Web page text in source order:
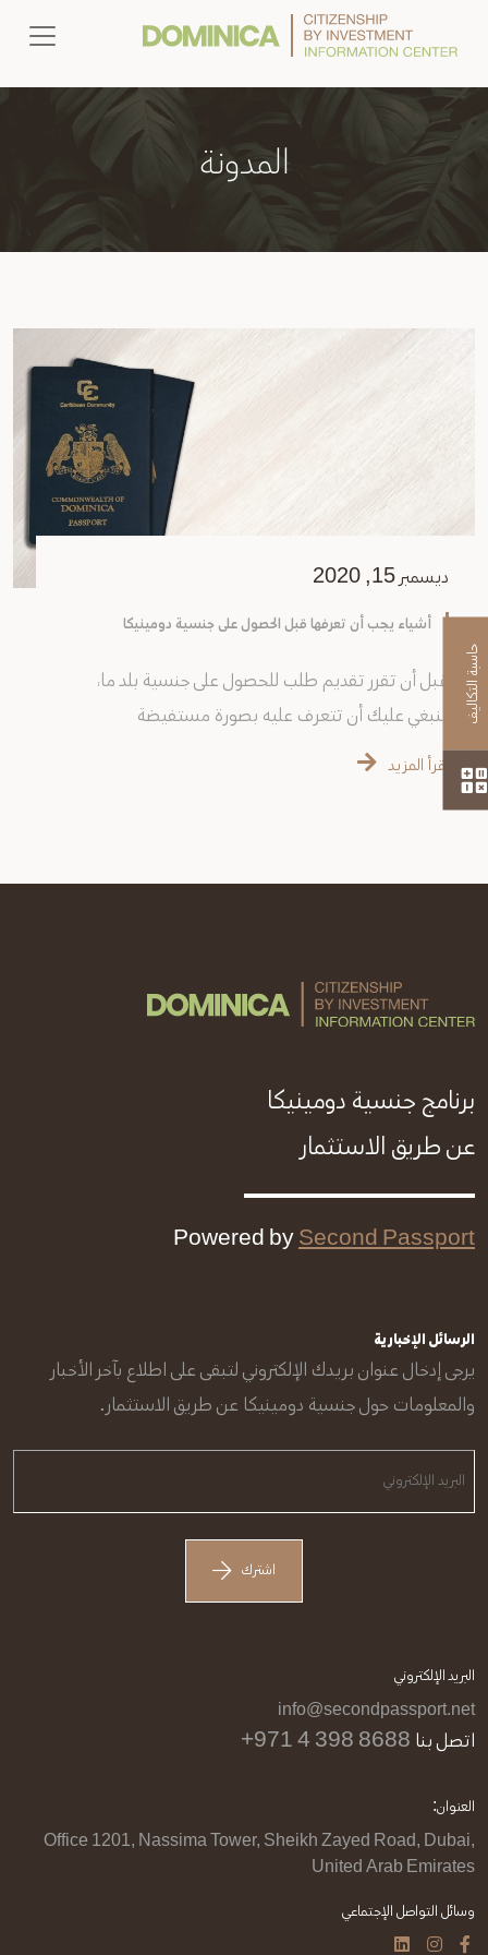
حاسبة التكاليف
Category:
المدونة
ديسمبر 15, 2020
أشياء يجب أن تعرفها قبل الحصول على جنسية دومينيكا
قبل أن تقرر تقديم طلب للحصول على جنسية بلد ما،
ينبغي عليك أن تتعرف عليه بصورة مستفيضة
اقرأ المزيد
برنامج جنسية دومينيكا
عن طريق الاستثمار
Powered by Second Passport
الرسائل الإخبارية
يرجى إدخال عنوان بريدك الإلكتروني لتبقى على اطلاع بآخر الأخبار
والمعلومات حول جنسية دومينيكا عن طريق الاستثمار.
اشترك
البريد الإلكتروني
info@secondpassport.net
اتصل بنا +971 4 398 8688
العنوان:
Office 1201, Nassima Tower, Sheikh Zayed Road, Dubai,
United Arab Emirates
وسائل التواصل الإجتماعي